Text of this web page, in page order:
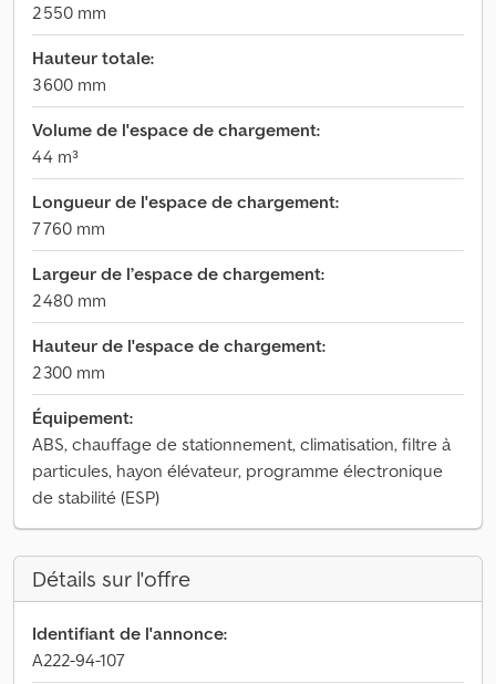
2 550 mm
Hauteur totale:
3 600 mm
Volume de l'espace de chargement:
44 m³
Longueur de l'espace de chargement:
7 760 mm
Largeur de l’espace de chargement:
2 480 mm
Hauteur de l'espace de chargement:
2 300 mm
Équipement:
ABS, chauffage de stationnement, climatisation, filtre à
particules, hayon élévateur, programme électronique
de stabilité (ESP)
Détails sur l'offre
Identifiant de l'annonce:
A222-94-107